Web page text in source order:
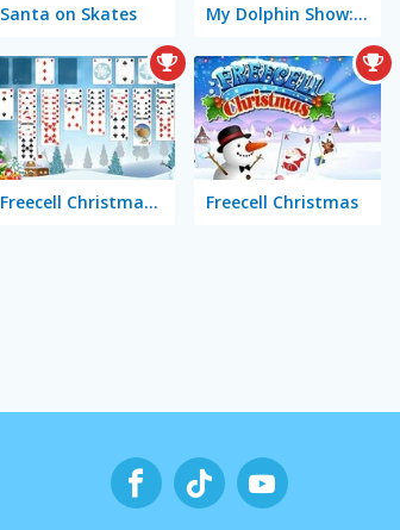
Santa on Skates My Dolphin Show: Christmas
Freecell Christmas Solitaire Freecell Christmas